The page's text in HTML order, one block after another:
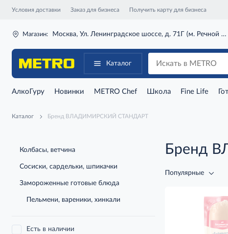
Условия доставки Заказ для бизнеса Получить карту для бизнеса
Магазин: Москва, Ул. Ленинградское шоссе, д. 71Г (м. Речной
Каталог
АлкоГуру Новинки METRO Chef Школа Fine Life
Каталог Бренд ВЛАДИМИРСКИЙ СТАНДАРТ
Колбасы, ветчина
Сосиски, сардельки, шпикачки
Замороженные готовые блюда
Пельмени, вареники, хинкали
Есть в наличии
Бренд
Популярные